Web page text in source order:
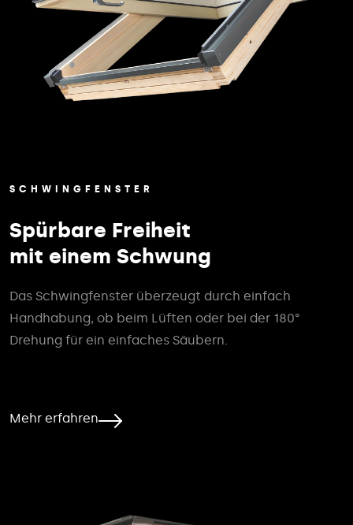
SCHWINGFENSTER
Spürbare Freiheit
mit einem Schwung
Das Schwingfenster überzeugt durch einfach
Handhabung, ob beim Lüften oder bei der 180°
Drehung für ein einfaches Säubern.
Mehr erfahren